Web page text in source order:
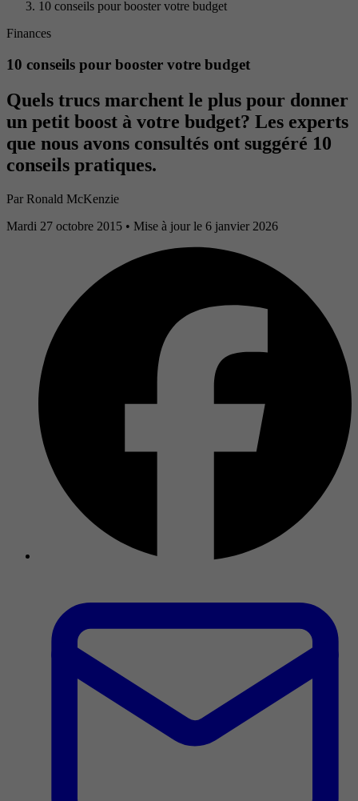
10 conseils pour booster votre budget
Finances
10 conseils pour booster votre budget
Quels trucs marchent le plus pour donner
un petit boost à votre budget? Les experts
que nous avons consultés ont suggéré 10
conseils pratiques.
Par Ronald McKenzie
Mardi 27 octobre 2015 • Mise à jour le 6 janvier 2026